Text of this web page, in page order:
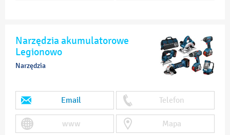
Narzędzia akumulatorowe
Legionowo
Narzędzia
Email Telefon
www Mapa